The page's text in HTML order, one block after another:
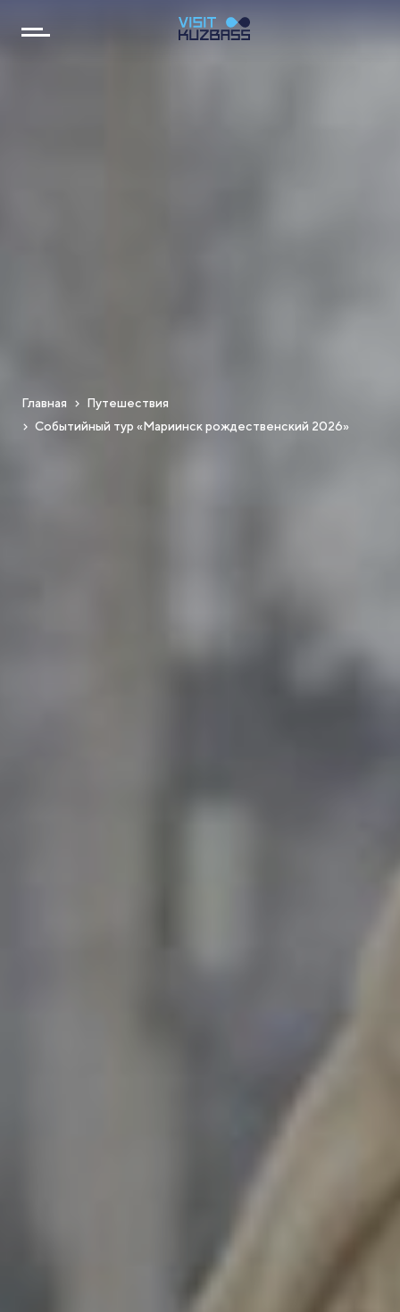
Главная
Путешествия
Событийный тур «Мариинск рождественский 2026»